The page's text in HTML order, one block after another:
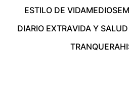
ESTILO DE VIDAMEDIOS
DIARIO EXTRAVIDA Y
TRANQUERA